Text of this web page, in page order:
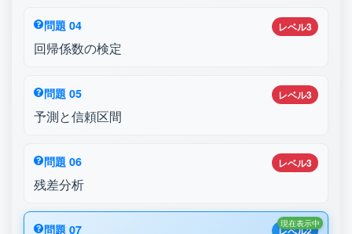
レベル3
問題 04
回帰係数の検定
レベル3
問題 05
予測と信頼区間
レベル3
問題 06
残差分析
レベル2
問題 07 現在表示中